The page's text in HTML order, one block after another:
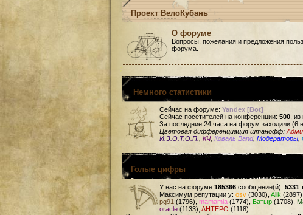
Проект ВелоКубань
О форуме
Вопросы, пожелания и предложения
форума.
Немного статистики
Сейчас на форуме: Yandex [Bot]
Сейчас посетителей на конференции: 500 ,
За последние 24 часа на форум заходили (6
Цветовая дифференциация штанофф:
И.З.О.Т.О.П.
КЧ, Коваль Band, Модераторы
Голые цифры
У нас на форуме 185366 сообщение(й), 5331
Максимум репутации у: osv (3030), Alik (2897),
pg91 (1796), mamamia (1774), Батыр (1708),
oracle (1133), AHTEPO (1118)